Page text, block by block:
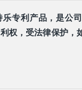
专利产品，是公
权，受法律保护，